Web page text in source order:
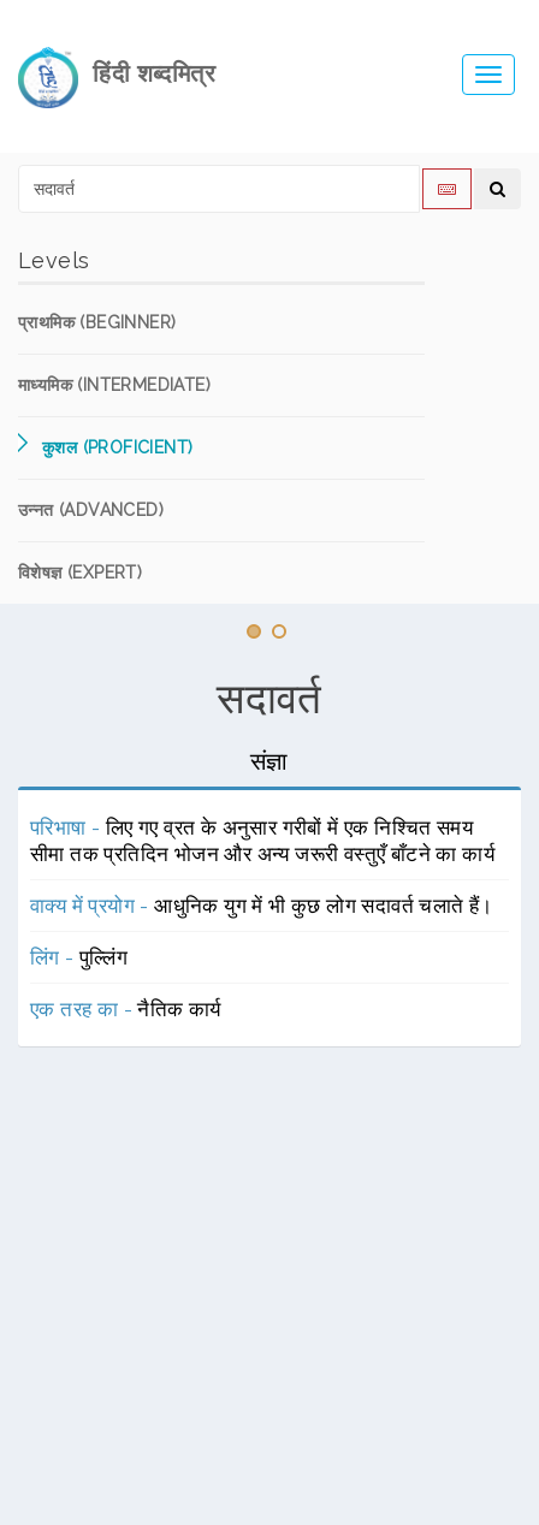
हिंदी शब्दमित्र
Levels
प्राथमिक (BEGINNER)
माध्यमिक (INTERMEDIATE)
कुशल (PROFICIENT)
उन्नत (ADVANCED)
विशेषज्ञ (EXPERT)
सदावर्त
संज्ञा
परिभाषा -लिए गए व्रत के अनुसार गरीबों में एक निश्चित समय
सीमा तक प्रतिदिन भोजन और अन्य जरूरी वस्तुएँ बाँटने का कार्य
वाक्य में प्रयोग -आधुनिक युग में भी कुछ लोग सदावर्त चलाते हैं।
लिंग -पुल्लिंग
एक तरह का -नैतिक कार्य